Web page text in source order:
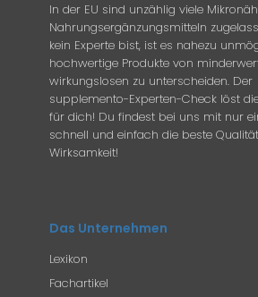
In der EU sind unzählig viele
Nahrungsergänzungsmitteln
kein Experte bist, ist es nahezu
hochwertige Produkte von
wirkungslosen zu unterscheiden. Der
supplemento-Experten-Check löst
für dich! Du findest bei uns mit nur
schnell und einfach die beste
Wirksamkeit!
Das Unternehmen
Lexikon
Fachartikel